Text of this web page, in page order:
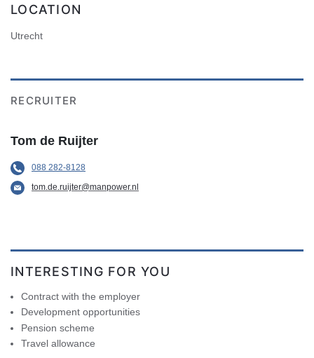
LOCATION
Utrecht
RECRUITER
Tom de Ruijter
088 282-8128
tom.de.ruijter@manpower.nl
INTERESTING FOR YOU
Contract with the employer
Development opportunities
Pension scheme
Travel allowance